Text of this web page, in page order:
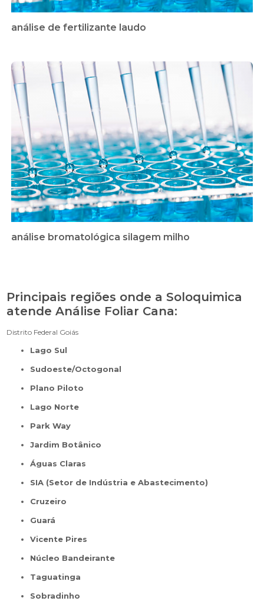
análise de fertilizante laudo
análise bromatológica silagem milho
Principais regiões onde a Soloquimica
atende Análise Foliar Cana:
Distrito Federal Goiás
Lago Sul
Sudoeste/Octogonal
Plano Piloto
Lago Norte
Park Way
Jardim Botânico
Águas Claras
SIA (Setor de Indústria e Abastecimento)
Cruzeiro
Guará
Vicente Pires
Núcleo Bandeirante
Taguatinga
Sobradinho